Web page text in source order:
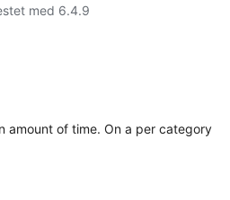
med 6.4.9
amount of time. On a per category